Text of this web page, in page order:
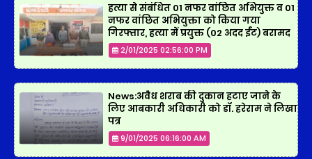
हत्या से संबंधित 01 नफर वांछित अभियुक्त व 01
नफर वांछित अभियुक्ता को किया गया
गिरफ्तार, हत्या में प्रयुक्त (02 अदद ईंट) बरामद
2/01/2025 02:56:00 PM
News:अवैध शराब की दुकान हटाए जाने के
लिए आबकारी अधिकारी को डॉ. हरेराम ने लिखा
पत्र
9/01/2025 06:16:00 AM